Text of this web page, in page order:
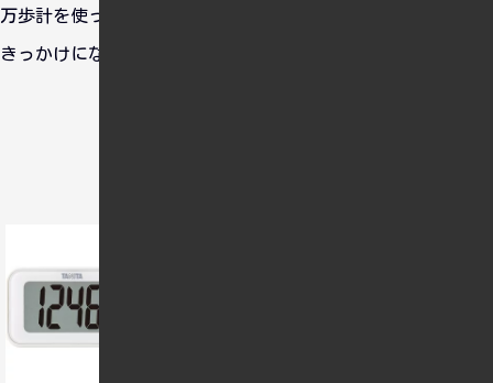
万歩計を使って歩数を測るだけでも、自分の運動量を把握する
きっかけになりますよ。